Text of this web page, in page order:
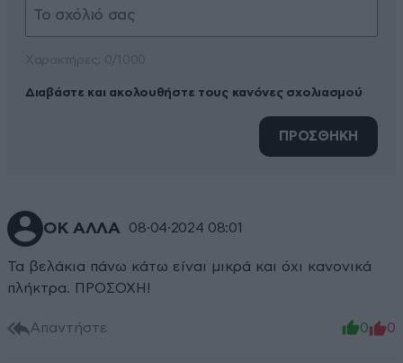
Διαβάστε και ακολουθήστε τους κανόνες σχολιασμού
ΠΡΟΣΘΗΚΗ
ΟΚ ΑΛΛΑ 08·04·2024 08:01
Τα βελάκια πάνω κάτω είναι μικρά και όχι κανονικά
πλήκτρα. ΠΡΟΣΟΧΗ!
Απαντήστε 0 0